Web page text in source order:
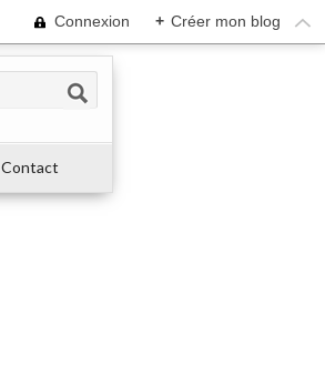
Connexion + Créer mon blog
Contact